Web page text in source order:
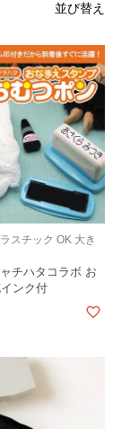
並び替え
スチック OK 大き
チハタコラボ お
ンク付